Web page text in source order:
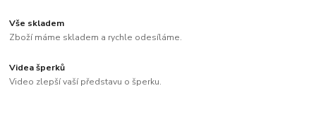
Vše skladem
Zboží máme skladem a rychle odesíláme.
Videa šperků
Video zlepší vaší představu o šperku.